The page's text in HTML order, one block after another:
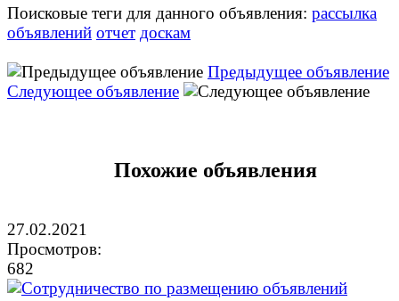
Поисковые теги для данного объявления: рассылка
объявлений отчет доскам
Предыдущее объявление
Следующее объявление
Похожие объявления
27.02.2021
Просмотров:
682